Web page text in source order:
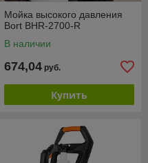
Мойка высокого давления
Bort BHR-2700-R
В наличии
674,04 руб.
Купить